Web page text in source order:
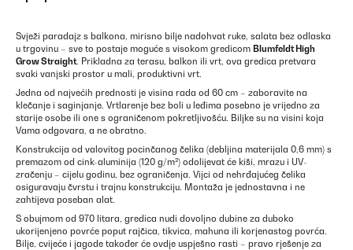
Svježi paradajz s balkona, mirisno bilje nadohvat ruke, salata bez odlaska
u trgovinu – sve to postaje moguće s visokom gredicom Blumfeldt High
Grow Straight. Prikladna za terasu, balkon ili vrt, ova gredica pretvara
svaki vanjski prostor u mali, produktivni vrt.
Jedna od najvećih prednosti je visina rada od 60 cm – zaboravite na
klečanje i saginjanje. Vrtlarenje bez boli u leđima posebno je vrijedno za
starije osobe ili one s ograničenom pokretljivošću. Biljke su na visini koja
Vama odgovara, a ne obratno.
Konstrukcija od valovitog pocinčanog čelika (debljina materijala 0,6 mm) s
premazom od cink-aluminija (120 g/m²) odolijevat će kiši, mrazu i UV-
zračenju – cijelu godinu, bez ograničenja. Vijci od nehrđajućeg čelika
osiguravaju čvrstu i trajnu konstrukciju. Montaža je jednostavna i ne
zahtijeva poseban alat.
S obujmom od 970 litara, gredica nudi dovoljno dubine za duboko
ukorijenjeno povrće poput rajčica, tikvica, mahuna ili korjenastog povrća.
Bilje, cvijeće i jagode također će ovdje uspješno rasti – pravo rješenje za